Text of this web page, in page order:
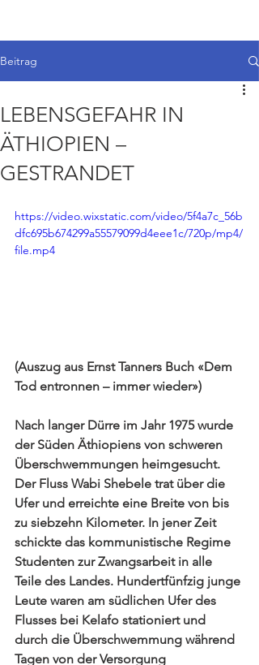
Beitrag
LEBENSGEFAHR IN
ÄTHIOPIEN –
GESTRANDET
https://video.wixstatic.com/video/5f4a7c_56b
dfc695b674299a55579099d4eee1c/720p/mp4/
file.mp4
(Auszug aus Ernst Tanners Buch «Dem
Tod entronnen – immer wieder»)
Nach langer Dürre im Jahr 1975 wurde
der Süden Äthiopiens von schweren
Überschwemmungen heimgesucht.
Der Fluss Wabi Shebele trat über die
Ufer und erreichte eine Breite von bis
zu siebzehn Kilometer. In jener Zeit
schickte das kommunistische Regime
Studenten zur Zwangsarbeit in alle
Teile des Landes. Hundertfünfzig junge
Leute waren am südlichen Ufer des
Flusses bei Kelafo stationiert und
durch die Überschwemmung während
Tagen von der Versorgung